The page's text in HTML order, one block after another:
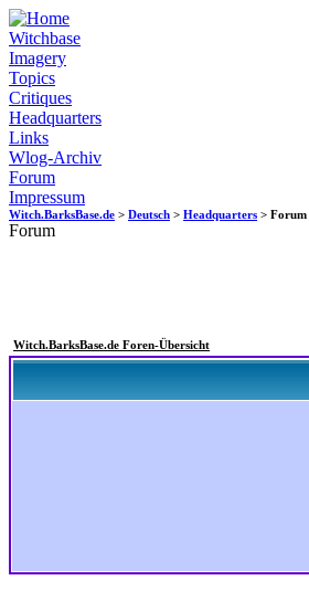
Witchbase
Imagery
Topics
Critiques
Headquarters
Links
Wlog-Archiv
Forum
Impressum
Witch.BarksBase.de > Deutsch > Headquarters > Forum
Forum
Witch.BarksBase.de Foren-Übersicht